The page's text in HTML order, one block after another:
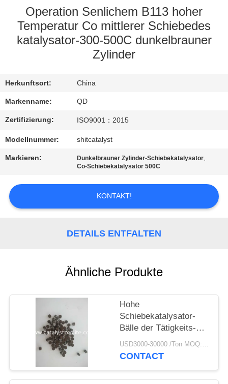
QUALITÄTSKONTROLLE
MIT
UNS
IN
VERBINDUNG
NACHRICHTEN
FÄLLE
Operation Senlichem B113 hoher
Temperatur Co mittlerer Schiebedes
katalysator-300-500C dunkelbrauner
Zylinder
Herkunftsort: China
Markenname: QD
Zertifizierung: ISO9001：2015
Modellnummer: shitcatalyst
Markieren: Dunkelbrauner Zylinder-Schiebekatalysator,
Co-Schiebekatalysator 500C
KONTAKT!
DETAILS ENTFALTEN
Ähnliche Produkte
Hohe
Schiebekatalysator-
Bälle der Tätigkeits-
5mm
USD3000-30000 /Ton MOQ:1 Kilogramm
CONTACT